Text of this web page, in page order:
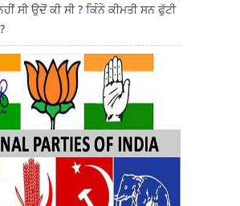
ਸੀ ਉਦੋਂ ਕੀ ਸੀ ? ਕਿੰਨੇ ਕੀਮਤੀ ਸਨ ਫੁੱਟੀ